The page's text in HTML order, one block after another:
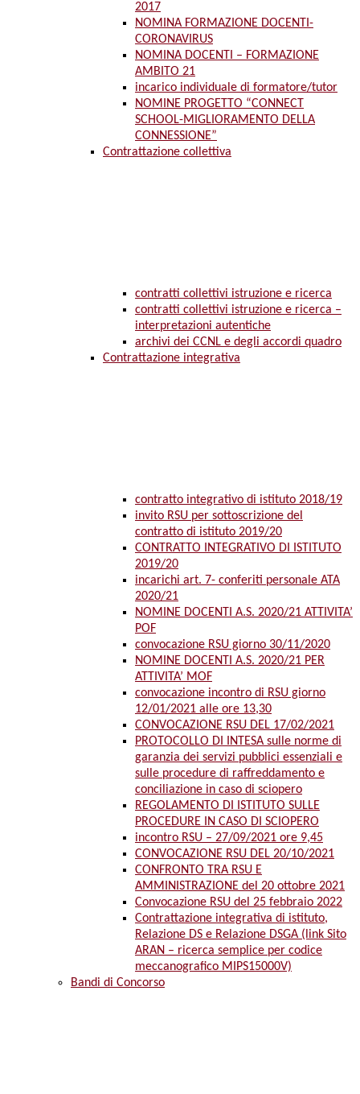
2017
NOMINA FORMAZIONE DOCENTI-
CORONAVIRUS
NOMINA DOCENTI – FORMAZIONE
AMBITO 21
incarico individuale di formatore/tutor
NOMINE PROGETTO “CONNECT
SCHOOL-MIGLIORAMENTO DELLA
CONNESSIONE”
Contrattazione collettiva
contratti collettivi istruzione e ricerca
contratti collettivi istruzione e ricerca –
interpretazioni autentiche
archivi dei CCNL e degli accordi quadro
Contrattazione integrativa
contratto integrativo di istituto 2018/19
invito RSU per sottoscrizione del
contratto di istituto 2019/20
CONTRATTO INTEGRATIVO DI ISTITUTO
2019/20
incarichi art. 7- conferiti personale ATA
2020/21
NOMINE DOCENTI A.S. 2020/21 ATTIVITA’
POF
convocazione RSU giorno 30/11/2020
NOMINE DOCENTI A.S. 2020/21 PER
ATTIVITA’ MOF
convocazione incontro di RSU giorno
12/01/2021 alle ore 13,30
CONVOCAZIONE RSU DEL 17/02/2021
PROTOCOLLO DI INTESA sulle norme di
garanzia dei servizi pubblici essenziali e
sulle procedure di raffreddamento e
conciliazione in caso di sciopero
REGOLAMENTO DI ISTITUTO SULLE
PROCEDURE IN CASO DI SCIOPERO
incontro RSU – 27/09/2021 ore 9,45
CONVOCAZIONE RSU DEL 20/10/2021
CONFRONTO TRA RSU E
AMMINISTRAZIONE del 20 ottobre 2021
Convocazione RSU del 25 febbraio 2022
Contrattazione integrativa di istituto,
Relazione DS e Relazione DSGA (link Sito
ARAN – ricerca semplice per codice
meccanografico MIPS15000V)
Bandi di Concorso